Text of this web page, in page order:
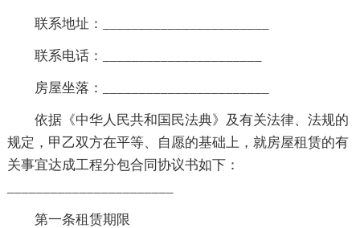
联系地址：_______________________
联系电话：______________________
房屋坐落：_______________________
依据《中华人民共和国民法典》及有关法律、法规的
规定，甲乙双方在平等、自愿的基础上，就房屋租赁的有
关事宜达成工程分包合同协议书如下：
第一条租赁期限